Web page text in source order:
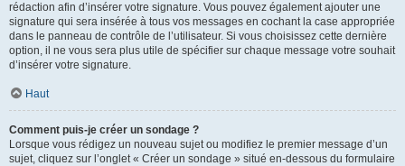
rédaction afin d’insérer votre signature. Vous pouvez également ajouter une
signature qui sera insérée à tous vos messages en cochant la case appropriée
dans le panneau de contrôle de l’utilisateur. Si vous choisissez cette dernière
option, il ne vous sera plus utile de spécifier sur chaque message votre souhait
d’insérer votre signature.
Haut
Comment puis-je créer un sondage ?
Lorsque vous rédigez un nouveau sujet ou modifiez le premier message d’un
sujet, cliquez sur l’onglet « Créer un sondage » situé en-dessous du formulaire